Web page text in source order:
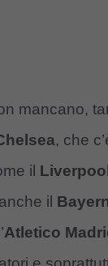
mancano,
, che
il Liverpool
il
Atletico